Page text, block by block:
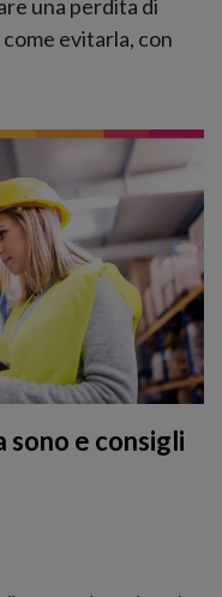
una perdita di
evitarla, con
sono e consigli